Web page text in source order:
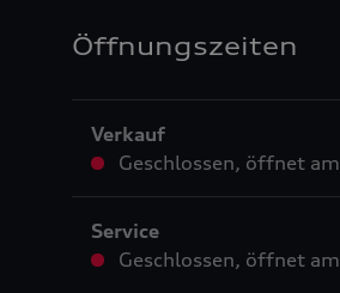
Öffnungszeiten
Verkauf
Geschlossen, öffnet am
Service
Geschlossen, öffnet am